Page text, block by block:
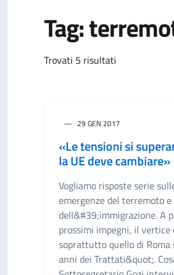
Tag:
Trovati 5 risultati
29 GEN 2017
«Le tensioni si
la UE deve cambiare»
Vogliamo risposte serie
emergenze del terremoto e
dell&#39;immigrazione. A
prossimi impegni, il vertice
soprattutto quello di Roma
anni dei Trattati&quot;.